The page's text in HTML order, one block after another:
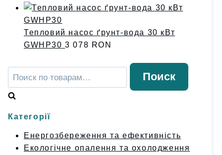
Тепловий насос ґрунт-вода 30 кВт
GWHP30 3 078 RON
Искать:
Поиск
Категорії
Енергозбереження та ефективність
Екологічне опалення та охолодження